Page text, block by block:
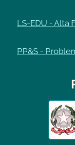
LS-EDU - Alta
PP&S -